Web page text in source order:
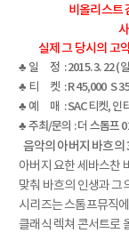
비올리스트
실제 그 당시의 고
♣ 일 정 : 2015. 3. 22 (
♣ 티 켓 : R 45,000 S
♣ 예 매 :SAC티켓,인
♣ 주최/문의 : 더 스톰프
음악의 아버지 바흐
아버지 요한 세바스찬
맞춰 바흐의 인생과 그
시리즈는 스톰프뮤직
클래식 렉쳐 콘서트로